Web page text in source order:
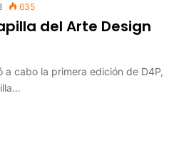
635
del Arte Design
a cabo la primera edición de D4P,